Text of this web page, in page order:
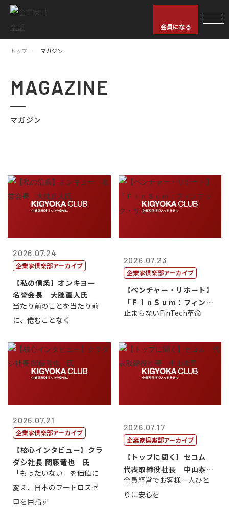
会員になる
トップ マガジン
MAGAZINE
マガジン
2026.07.24
企業家倶楽部アーカイブ
【私の信条】オンキヨー
名誉会長 大朏直人氏
当たり前のことを当たり前
に、倦むことなく
2026.07.23
企業家倶楽部アーカイブ
【ベンチャー・リポート】
「ＦｉｎＳｕｍ：フィンテ
ック・サミッ...
止まらないFinTech革命
2026.07.21
企業家倶楽部アーカイブ
【核心インタビュー】クラ
ダシ社長 関藤竜也 氏
「もったいない」を価値に
変え、日本のフードロスゼ
ロを目指す
2026.07.17
企業家倶楽部アーカイブ
【トップに聞く】セコム
代表取締役社長 中山泰
男
全員経営でお客様一人ひと
りに安心を